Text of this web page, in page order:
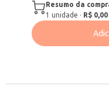
Resumo da
1 unidade · R$ 0,00